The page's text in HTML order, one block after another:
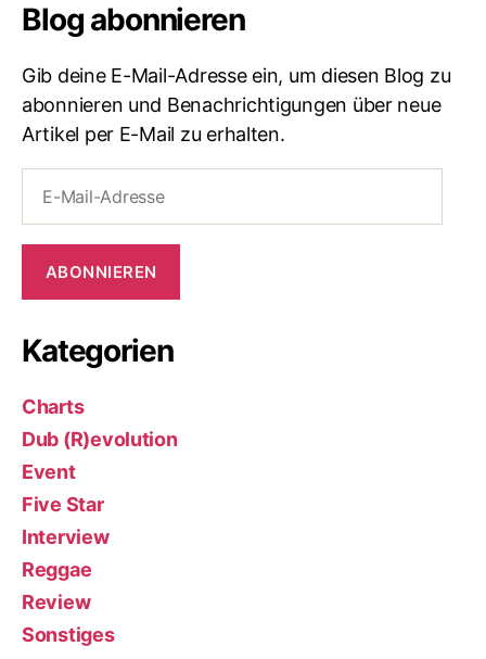
Blog abonnieren
Gib deine E-Mail-Adresse ein, um diesen Blog zu
abonnieren und Benachrichtigungen über neue
Artikel per E-Mail zu erhalten.
Mail-
ABONNIEREN
Kategorien
Charts
Dub (R)evolution
Event
Five Star
Interview
Reggae
Review
Sonstiges